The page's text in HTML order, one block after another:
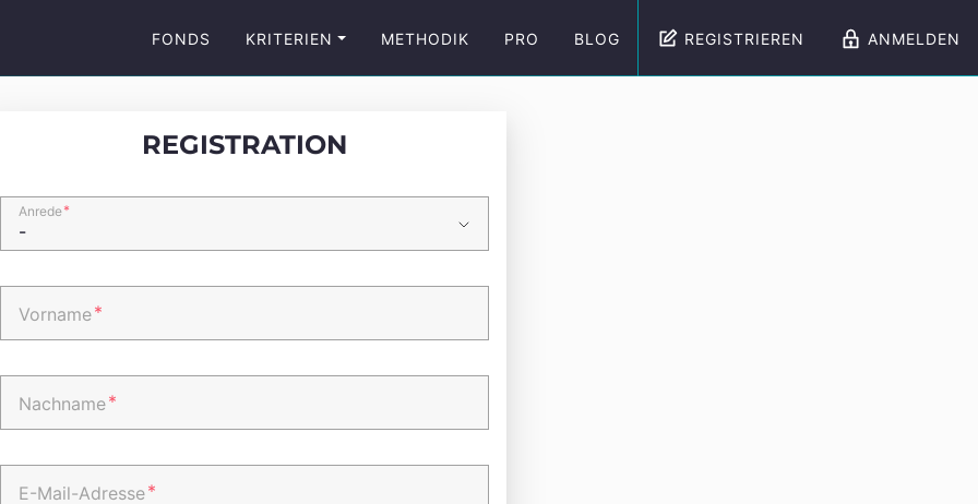
FONDS KRITERIEN METHODIK PRO BLOG REGISTRIEREN ANMELDEN
REGISTRATION
Anrede*
Vorname*
Nachname*
E-Mail-Adresse*